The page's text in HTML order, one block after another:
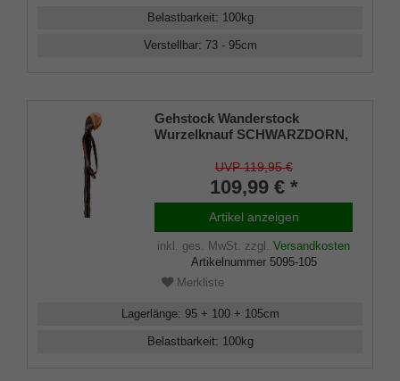
Belastbarkeit: 100kg
Verstellbar: 73 - 95cm
Gehstock Wanderstock
Wurzelknauf SCHWARZDORN,
handpol., rindenecht
seidenmatt
lackiert,Tragschlaufe Leder,
Spitze Metall.
UVP 119,95 €
109,99 € *
Artikel anzeigen
inkl. ges. MwSt. zzgl. Versandkosten
Artikelnummer 5095-105
Merkliste
Lagerlänge: 95 + 100 + 105cm
Belastbarkeit: 100kg